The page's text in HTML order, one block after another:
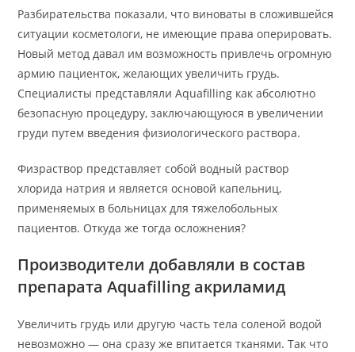
Разбирательства показали, что виноваты в сложившейся
ситуации косметологи, не имеющие права оперировать.
Новый метод давал им возможность привлечь огромную
армию пациенток, желающих увеличить грудь.
Специалисты представляли Aquafilling как абсолютно
безопасную процедуру, заключающуюся в увеличении
груди путем введения физиологического раствора.
Физраствор представляет собой водный раствор
хлорида натрия и является основой капельниц,
применяемых в больницах для тяжелобольных
пациентов. Откуда же тогда осложнения?
Производители добавляли в состав
препарата Aquafilling акриламид
Увеличить грудь или другую часть тела соленой водой
невозможно — она сразу же впитается тканями. Так что